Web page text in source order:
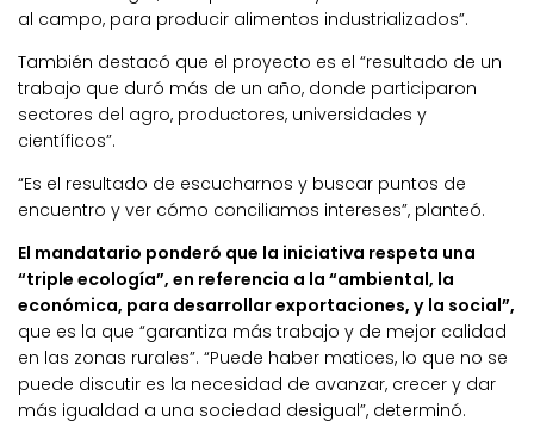
al campo, para producir alimentos industrializados”.
También destacó que el proyecto es el “resultado de un
trabajo que duró más de un año, donde participaron
sectores del agro, productores, universidades y
científicos”.
“Es el resultado de escucharnos y buscar puntos de
encuentro y ver cómo conciliamos intereses”, planteó.
El mandatario ponderó que la iniciativa respeta una
“triple ecología”, en referencia a la “ambiental, la
económica, para desarrollar exportaciones, y la social”,
que es la que “garantiza más trabajo y de mejor calidad
en las zonas rurales”. “Puede haber matices, lo que no se
puede discutir es la necesidad de avanzar, crecer y dar
más igualdad a una sociedad desigual”, determinó.